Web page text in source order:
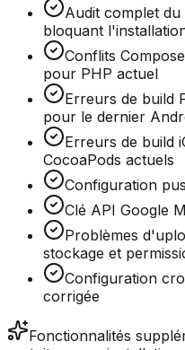
Audit complet
bloquant
Conflits
pour PHP actuel
Erreurs de build
pour le dernier
Erreurs de build
CocoaPods actuels
Configuration
Clé API Google
Problèmes
stockage et
Configuration
corrigée
Fonctionnalités